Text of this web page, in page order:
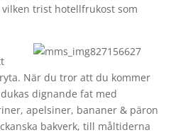
trist hotellfrukost som
När du tror att du kommer
dignande fat med
apelsiner, bananer & päron
bakverk, till måltiderna